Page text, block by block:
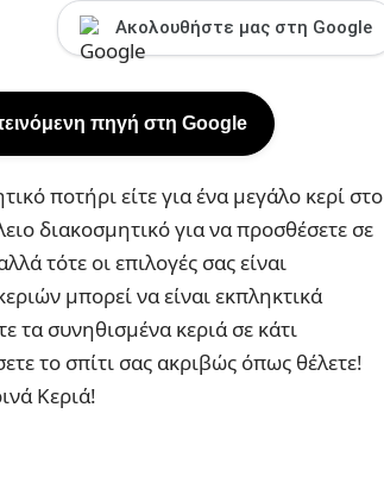
Ακολουθήστε μας στη Google
πηγή στη Google
ποτήρι είτε για ένα μεγάλο κερί στο
διακοσμητικό για να προσθέσετε σε
τότε οι επιλογές σας είναι
μπορεί να είναι εκπληκτικά
τα συνηθισμένα κεριά σε κάτι
το σπίτι σας ακριβώς όπως θέλετε!
Κεριά!